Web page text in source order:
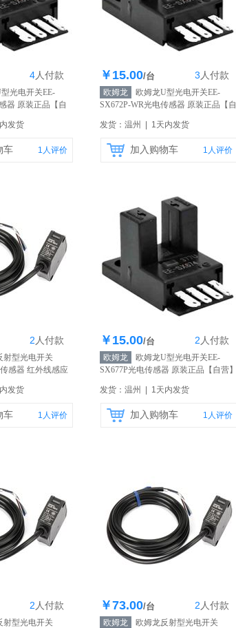
个 4人付款
光电开关EE-
器 原装正品 【自
发货
车 1 人评价
库存200个
￥15.00/台 3 人付款
欧姆龙
欧姆龙U型光电开关EE-
SX672P-WR光电传感器 原装正品 【自
发货：温州 | 1天内发货
加入购物车 1 人评价
个 2 人付款
射型光电开关
感器 红外线感应
发货
车 1 人评价
库存200个
￥15.00/台 2 人付款
欧姆龙
欧姆龙U型光电开关EE-
SX677P光电传感器 原装正品 【自营】
发货：温州 | 1天内发货
加入购物车 1 人评价
个 2 人付款
射型光电开关
库存200个
￥73.00/台 2 人付款
欧姆龙
欧姆龙反射型光电开关